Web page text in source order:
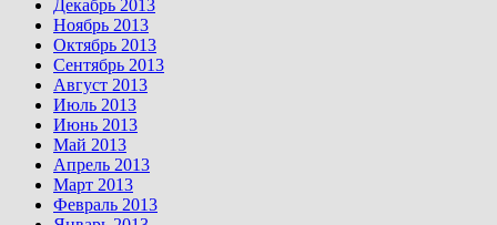
Декабрь 2013
Ноябрь 2013
Октябрь 2013
Сентябрь 2013
Август 2013
Июль 2013
Июнь 2013
Май 2013
Апрель 2013
Март 2013
Февраль 2013